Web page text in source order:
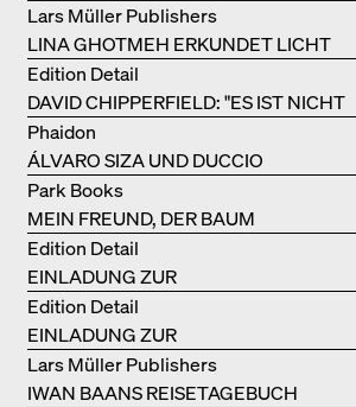
LINA GHOTMEH ERKUNDET LICHT
UND DUNKELHEIT
Lars Müller Publishers
DAVID CHIPPERFIELD: "ES IST NICHT
SO LEICHT, BERLIN ZU MÖGEN"
Edition Detail
ÁLVARO SIZA UND DUCCIO
MALAGAMBA: SKIZZEN UND
FOTOGRAFIEN
Phaidon
MEIN FREUND, DER BAUM
Park Books
EINLADUNG ZUR
BUCHVORSTELLUNG
Edition Detail
EINLADUNG ZUR
BUCHPRÄSENTATION IM
BREGENZERWALD
Edition Detail
IWAN BAANS REISETAGEBUCH
Lars Müller Publishers